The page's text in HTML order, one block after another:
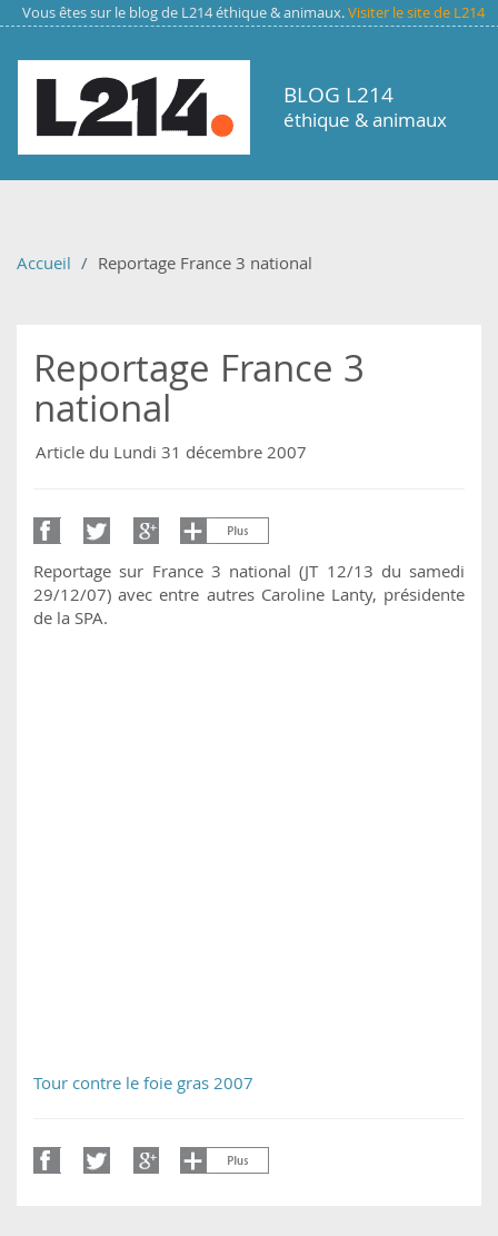
Aller au contenu principal
Vous êtes sur le blog de L214 éthique & animaux.Visiter le site de L214
BLOG L214
éthique & animaux
Accueil Reportage France 3 national
Reportage France 3
national
Article du Lundi 31 décembre 2007
Reportage sur France 3 national (JT 12/13 du samedi
29/12/07) avec entre autres Caroline Lanty, présidente
de la SPA.
Tour contre le foie gras 2007